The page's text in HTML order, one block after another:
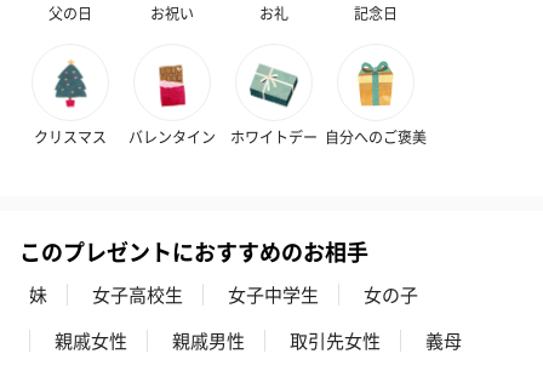
ゼリーバウム カット
（レモン＆紅茶）（432
麦わらパンダバウム
（バナナ味）（540円）
スキンケアグッズを同梱してお届けします。
父の日 お祝い お礼 記念日
クリスマス バレンタイン ホワイトデー 自分へのご褒美
このプレゼントにおすすめのお相手
妹 女子高校生 女子中学生
女の子
親戚女性
親戚男性 取引先女性
義母